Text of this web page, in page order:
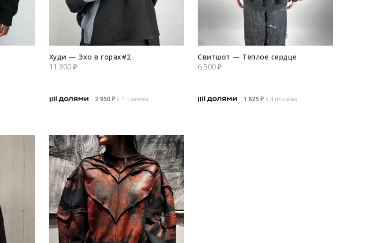
Худи — Эхо в горах#2
11 800 ₽
2 950₽х 4 платежа
Свитшот — Тёплое сердце
6 500₽
1 625₽х 4 платежа